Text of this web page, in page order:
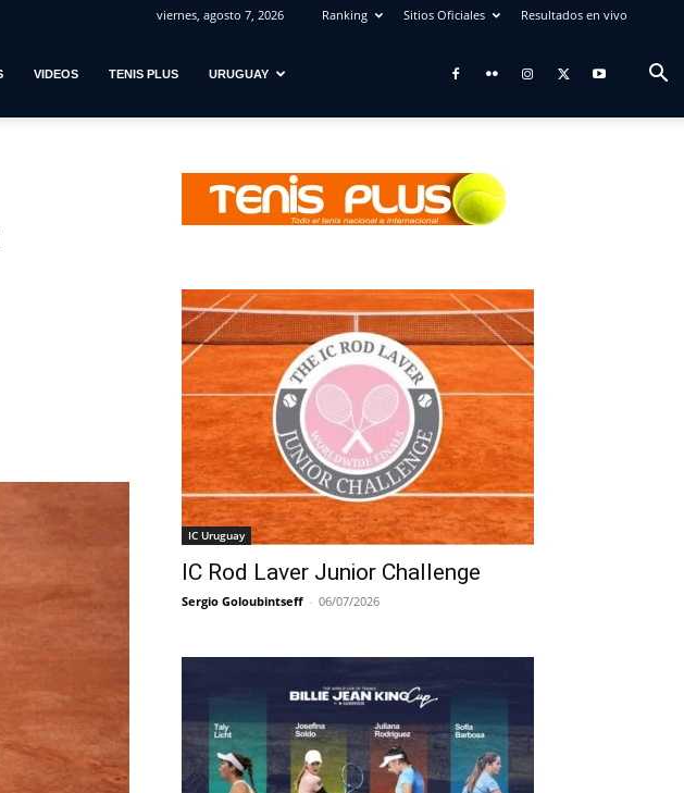
viernes, agosto 7, 2026 Ranking Sitios Oficiales Resultados en vivo
VIDEOS TENIS PLUS URUGUAY
IC Uruguay
IC Rod Laver Junior Challenge
Sergio Goloubintseff - 06/07/2026